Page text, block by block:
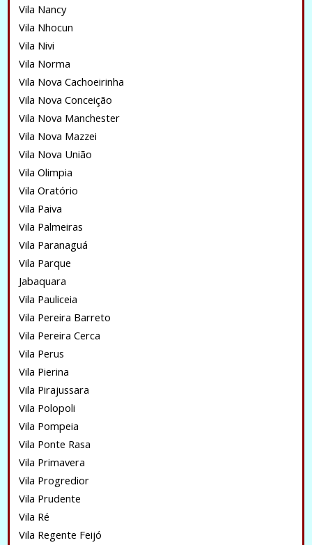
Vila Nancy
Vila Nhocun
Vila Nivi
Vila Norma
Vila Nova Cachoeirinha
Vila Nova Conceição
Vila Nova Manchester
Vila Nova Mazzei
Vila Nova União
Vila Olimpia
Vila Oratório
Vila Paiva
Vila Palmeiras
Vila Paranaguá
Vila Parque
Jabaquara
Vila Pauliceia
Vila Pereira Barreto
Vila Pereira Cerca
Vila Perus
Vila Pierina
Vila Pirajussara
Vila Polopoli
Vila Pompeia
Vila Ponte Rasa
Vila Primavera
Vila Progredior
Vila Prudente
Vila Ré
Vila Regente Feijó